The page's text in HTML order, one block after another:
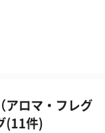
アロマ・フレグ
(11件)